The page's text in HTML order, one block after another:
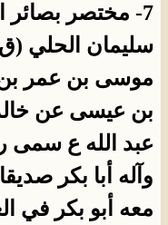
7- مختصر
سليمان الحلي (ق 9) صفحة29
موسى بن عمر بن
بن عيسى عن
عبد الله ع سمى
وآله أبا بكر
معه أبو بكر في